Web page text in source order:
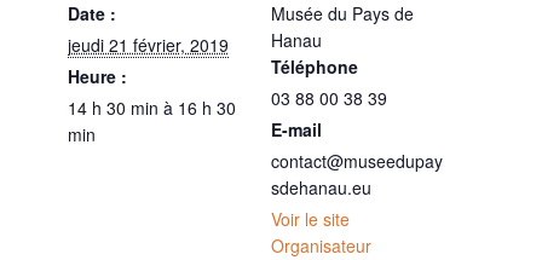
Date :
jeudi 21 février, 2019
Heure :
14 h 30 min à 16 h 30
min
Musée du Pays de
Hanau
Téléphone
03 88 00 38 39
E-mail
contact@museedupay
sdehanau.eu
Voir le site
Organisateur